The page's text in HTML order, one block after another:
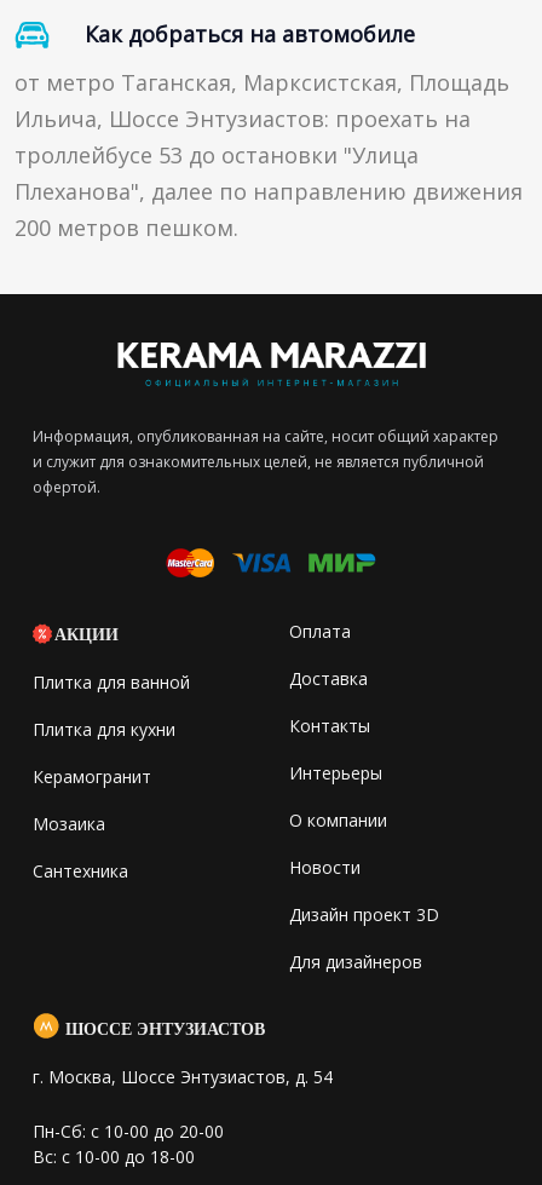
Как добраться на автомобиле
от метро Таганская, Марксистская, Площадь
Ильича, Шоссе Энтузиастов: проехать на
троллейбусе 53 до остановки "Улица
Плеханова", далее по направлению движения
200 метров пешком.
Информация, опубликованная на сайте, носит общий характер
и служит для ознакомительных целей, не является публичной
офертой.
АКЦИИ
Плитка для ванной
Плитка для кухни
Керамогранит
Мозаика
Сантехника
Оплата
Доставка
Контакты
Интерьеры
О компании
Новости
Дизайн проект 3D
Для дизайнеров
ШОССЕ ЭНТУЗИАСТОВ
г. Москва, Шоссе Энтузиастов, д. 54
Пн-Сб: с 10-00 до 20-00
Вс: с 10-00 до 18-00